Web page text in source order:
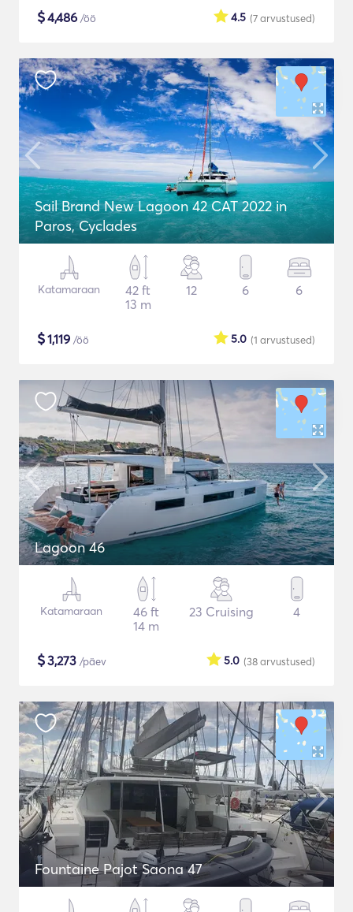
$4,486 /öö (7arvustused)
4.5
Sail Brand New Lagoon 42 CAT 2022 in
Paros, Cyclades
Katamaraan
42 ft
13 m
12 6 6
$1,119 /öö (1 arvustused)
5.0
Lagoon 46
Katamaraan
46 ft
14 m
23 Cruising 4
$3,273 /päev (38arvustused)
5.0
Fountaine Pajot Saona 47